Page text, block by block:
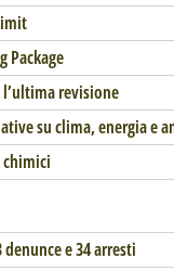
Package
revisione
su clima, energia e
e 34 arresti